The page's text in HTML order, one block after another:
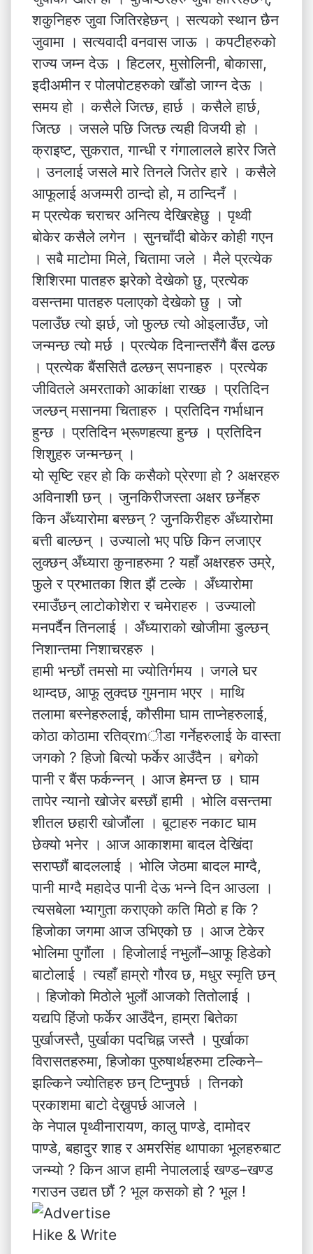
शकुनिहरु जुवा जितिरहेछन् । सत्यको स्थान छैन
जुवामा । सत्यवादी वनवास जाऊ । कपटीहरुको
राज्य जम्न देऊ । हिटलर, मुसोलिनी, बोकासा,
इदीअमीन र पोलपोटहरुको खाँडो जाग्न देऊ ।
समय हो । कसैले जित्छ, हार्छ । कसैले हार्छ,
जित्छ । जसले पछि जित्छ त्यही विजयी हो ।
क्राइष्ट, सुकरात, गान्धी र गंगालालले हारेर जिते
। उनलाई जसले मारे तिनले जितेर हारे । कसैले
आफूलाई अजम्मरी ठान्दो हो, म ठान्दिनँ ।
म प्रत्येक चराचर अनित्य देखिरहेछु । पृथ्वी
बोकेर कसैले लगेन । सुनचाँदी बोकेर कोही गएन
। सबै माटोमा मिले, चितामा जले । मैले प्रत्येक
शिशिरमा पातहरु झरेको देखेको छु, प्रत्येक
वसन्तमा पातहरु पलाएको देखेको छु । जो
पलाउँछ त्यो झर्छ, जो फुल्छ त्यो ओइलाउँछ, जो
जन्मन्छ त्यो मर्छ । प्रत्येक दिनान्तसँगै बैंस ढल्छ
। प्रत्येक बैंससितै ढल्छन् सपनाहरु । प्रत्येक
जीवितले अमरताको आकांक्षा राख्छ । प्रतिदिन
जल्छन् मसानमा चिताहरु । प्रतिदिन गर्भाधान
हुन्छ । प्रतिदिन भ्रूणहत्या हुन्छ । प्रतिदिन
शिशुहरु जन्मन्छन् ।
यो सृष्टि रहर हो कि कसैको प्रेरणा हो ? अक्षरहरु
अविनाशी छन् । जुनकिरीजस्ता अक्षर छर्नेहरु
किन अँध्यारोमा बस्छन् ? जुनकिरीहरु अँध्यारोमा
बत्ती बाल्छन् । उज्यालो भए पछि किन लजाएर
लुक्छन् अँध्यारा कुनाहरुमा ? यहाँ अक्षरहरु उम्रे,
फुले र प्रभातका शित झैं टल्के । अँध्यारोमा
रमाउँछन् लाटोकोशेरा र चमेराहरु । उज्यालो
मनपर्दैन तिनलाई । अँध्याराको खोजीमा डुल्छन्
निशान्तमा निशाचरहरु ।
हामी भन्छौं तमसो मा ज्योतिर्गमय । जगले घर
थाम्दछ, आफू लुक्दछ गुमनाम भएर । माथि
तलामा बस्नेहरुलाई, कौसीमा घाम ताप्नेहरुलाई,
कोठा कोठामा रतिव्रmीडा गर्नेहरुलाई के वास्ता
जगको ? हिजो बित्यो फर्केर आउँदैन । बगेको
पानी र बैंस फर्कन्नन् । आज हेमन्त छ । घाम
तापेर न्यानो खोजेर बस्छौं हामी । भोलि वसन्तमा
शीतल छहारी खोजौंला । बूटाहरु नकाट घाम
छेक्यो भनेर । आज आकाशमा बादल देखिंदा
सराप्छौं बादललाई । भोलि जेठमा बादल माग्दै,
पानी माग्दै महादेउ पानी देऊ भन्ने दिन आउला ।
त्यसबेला भ्यागुता कराएको कति मिठो ह कि ?
हिजोका जगमा आज उभिएको छ । आज टेकेर
भोलिमा पुगौंला । हिजोलाई नभुलौं–आफू हिडेको
बाटोलाई । त्यहाँ हाम्रो गौरव छ, मधुर स्मृति छन्
। हिजोको मिठोले भुलौं आजको तितोलाई ।
यद्यपि हिंजो फर्केर आउँदैन, हाम्रा बितेका
पुर्खाजस्तै, पुर्खाका पदचिह्न जस्तै । पुर्खाका
विरासतहरुमा, हिजोका पुरुषार्थहरुमा टल्किने–
झल्किने ज्योतिहरु छन् टिप्नुपर्छ । तिनको
प्रकाशमा बाटो देख्नुपर्छ आजले ।
के नेपाल पृथ्वीनारायण, कालु पाण्डे, दामोदर
पाण्डे, बहादुर शाह र अमरसिंह थापाका भूलहरुबाट
जन्म्यो ? किन आज हामी नेपाललाई खण्ड–खण्ड
गराउन उद्यत छौं ? भूल कसको हो ? भूल !
Hike & Write